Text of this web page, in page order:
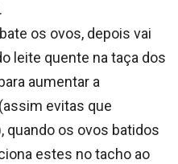
os ovos, depois vai
leite quente na taça dos
aumentar a
evitas que
quando os ovos batidos
estes no tacho ao